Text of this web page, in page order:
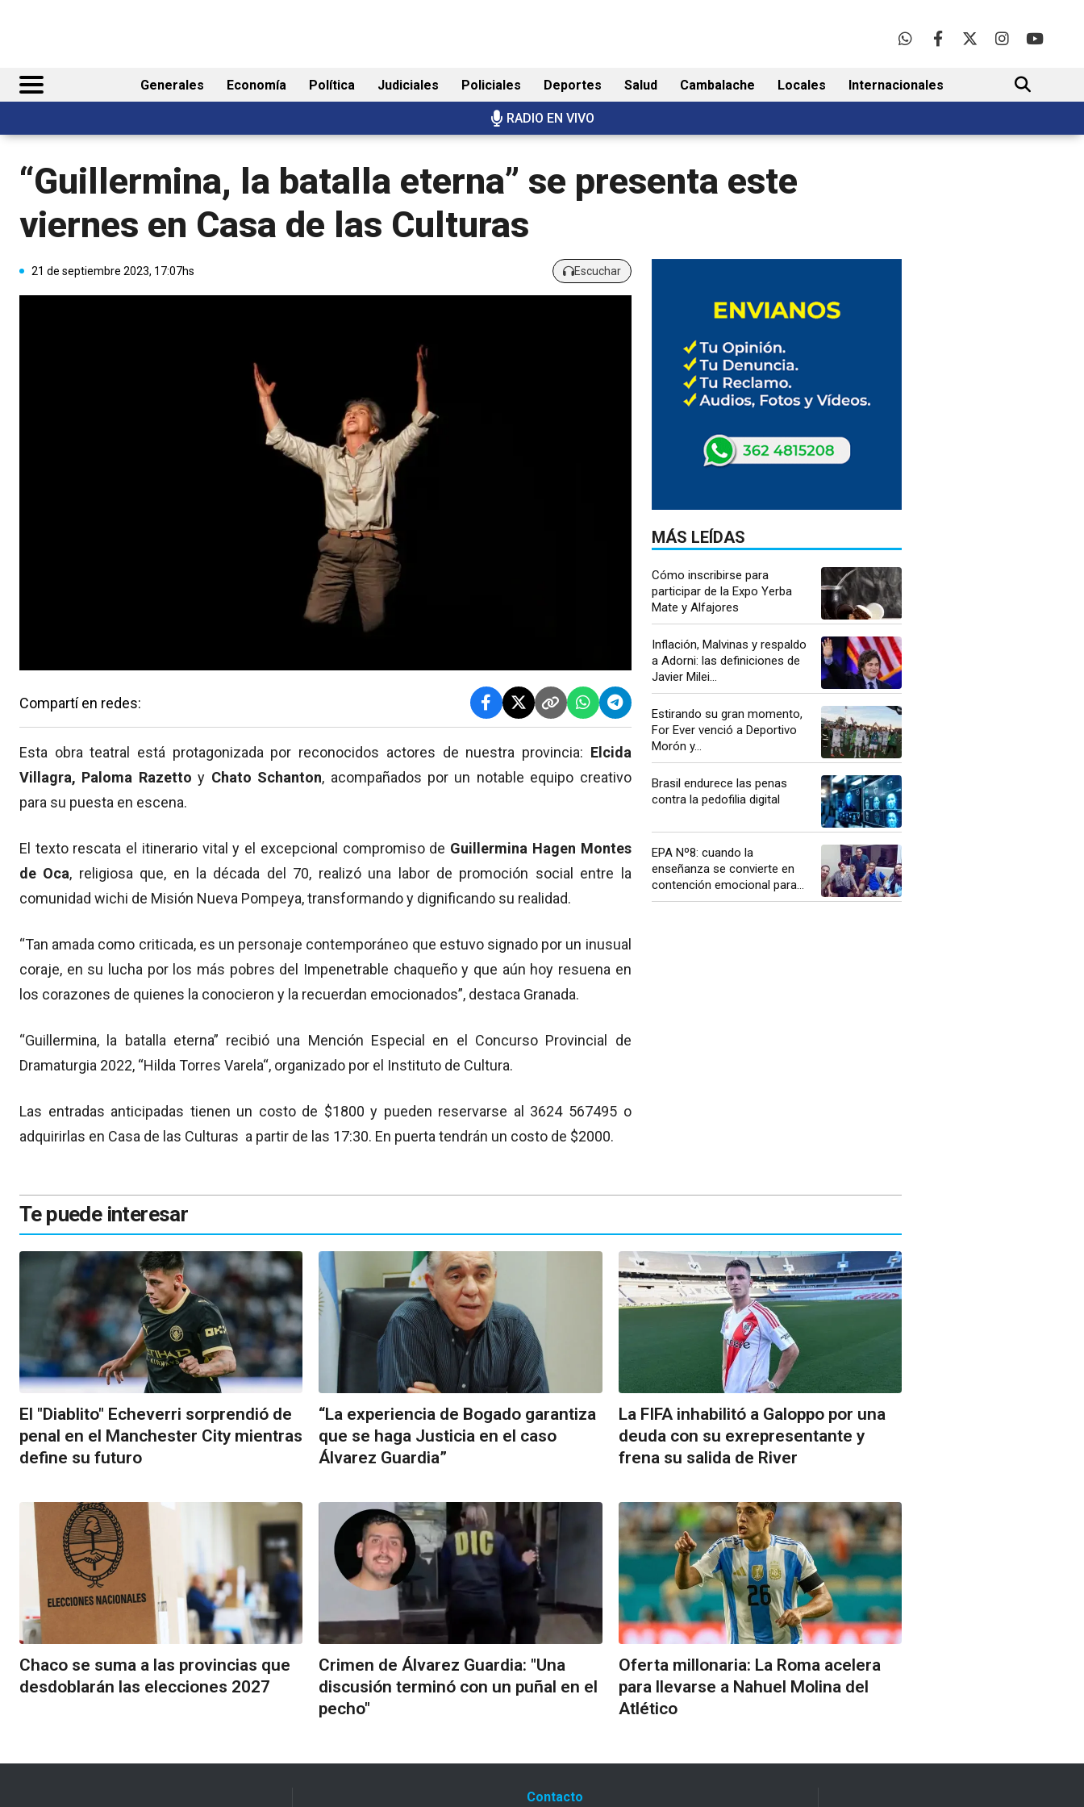
Generales Economía Política Judiciales Policiales Deportes Salud Cambalache Locales Internacionales
RADIO EN VIVO
BUSCAR
“Guillermina, la batalla eterna” se presenta este
viernes en Casa de las Culturas
21 de septiembre 2023, 17:07hs Escuchar
Compartí en redes:
Esta obra teatral está protagonizada por reconocidos actores de nuestra provincia: Elcida
Villagra, Paloma Razetto y Chato Schanton, acompañados por un notable equipo creativo
para su puesta en escena.
El texto rescata el itinerario vital y el excepcional compromiso de Guillermina Hagen Montes
de Oca, religiosa que, en la década del 70, realizó una labor de promoción social entre la
comunidad wichi de Misión Nueva Pompeya, transformando y dignificando su realidad.
“Tan amada como criticada, es un personaje contemporáneo que estuvo signado por un inusual
coraje, en su lucha por los más pobres del Impenetrable chaqueño y que aún hoy resuena en
los corazones de quienes la conocieron y la recuerdan emocionados”, destaca Granada.
“Guillermina, la batalla eterna” recibió una Mención Especial en el Concurso Provincial de
Dramaturgia 2022, “Hilda Torres Varela“, organizado por el Instituto de Cultura.
Las entradas anticipadas tienen un costo de $1800 y pueden reservarse al 3624 567495 o
adquirirlas en Casa de las Culturas a partir de las 17:30. En puerta tendrán un costo de $2000.
MÁS LEÍDAS
Cómo inscribirse para
participar de la Expo Yerba
Mate y Alfajores
Inflación, Malvinas y respaldo
a Adorni: las definiciones de
Javier Milei...
Estirando su gran momento,
For Ever venció a Deportivo
Morón y...
Brasil endurece las penas
contra la pedofilia digital
EPA Nº8: cuando la
enseñanza se convierte en
contención emocional para...
Te puede interesar
El "Diablito" Echeverri sorprendió de
penal en el Manchester City mientras
define su futuro
“La experiencia de Bogado garantiza
que se haga Justicia en el caso
Álvarez Guardia”
La FIFA inhabilitó a Galoppo por una
deuda con su exrepresentante y
frena su salida de River
Chaco se suma a las provincias que
desdoblarán las elecciones 2027
Crimen de Álvarez Guardia: "Una
discusión terminó con un puñal en el
pecho"
Oferta millonaria: La Roma acelera
para llevarse a Nahuel Molina del
Atlético
Contacto